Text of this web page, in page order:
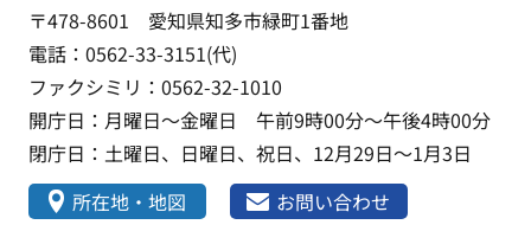
〒478-8601 愛知県知多市緑町1番地
電話：0562-33-3151(代)
ファクシミリ：0562-32-1010
開庁日：月曜日～金曜日 午前9時00分～午後4時00分
閉庁日：土曜日、日曜日、祝日、12月29日～1月3日
所在地・地図
お問い合わせ